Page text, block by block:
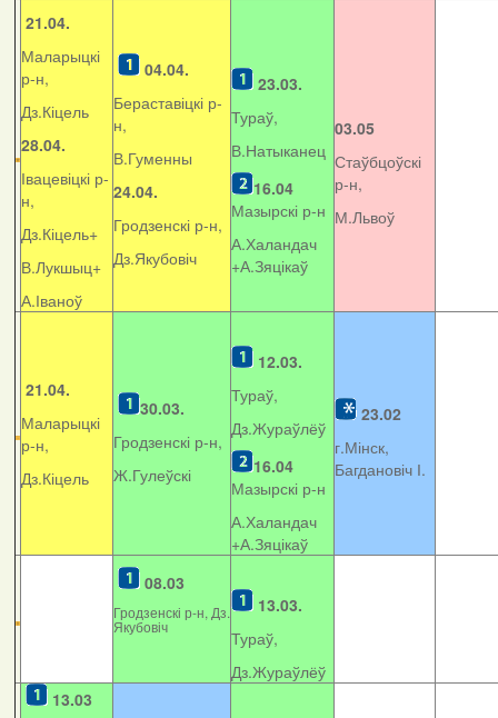
21.04.
Маларыцкі
р-н,
Дз.Кіцель
28.04.
Івацевіцкі р-
н,
Дз.Кіцель+
В.Лукшыц+
А.Іваноў
04.04.
Бераставіцкі р-
н,
В.Гуменны
24.04.
Гродзенскі р-н,
Дз.Якубовіч
23.03.
Тураў,
В.Натыканец
16.04
Мазырскі р-н
А.Халандач
+А.Зяцікаў
03.05
Стаўбцоўскі
р-н,
М.Львоў
21.04.
Маларыцкі
р-н,
Дз.Кіцель
30.03.
Гродзенскі р-н,
Ж.Гулеўскі
12.03.
Тураў,
Дз.Жураўлёў
16.04
Мазырскі р-н
А.Халандач
+А.Зяцікаў
23.02
г.Мінск,
Багдановіч І.
08.03
Гродзенскі р-н, Дз.
Якубовіч
13.03.
Тураў,
Дз.Жураўлёў
13.03